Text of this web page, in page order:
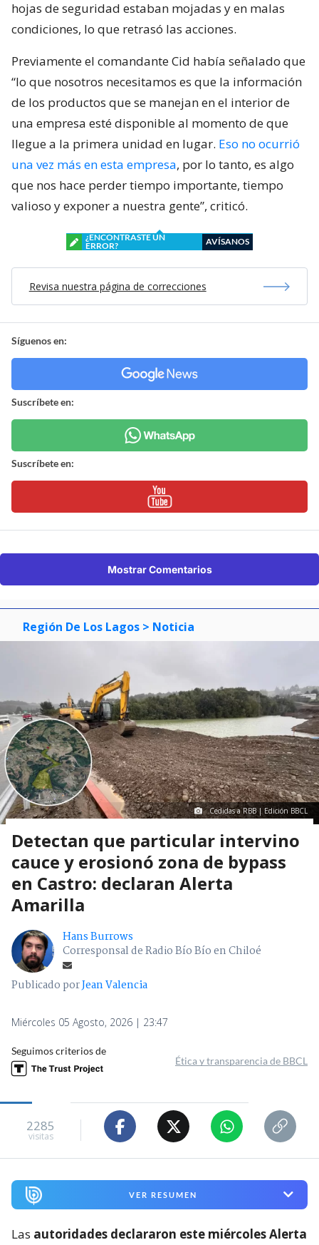
hojas de seguridad estaban mojadas y en malas
condiciones, lo que retrasó las acciones.
Previamente el comandante Cid había señalado que
“lo que nosotros necesitamos es que la información
de los productos que se manejan en el interior de
una empresa esté disponible al momento de que
llegue a la primera unidad en lugar. Eso no ocurrió
una vez más en esta empresa, por lo tanto, es algo
que nos hace perder tiempo importante, tiempo
valioso y exponer a nuestra gente”, criticó.
¿ENCONTRASTE UN
ERROR?
AVÍSANOS
Revisa nuestra página de correcciones
Síguenos en:
Suscríbete en:
Suscríbete en:
Mostrar Comentarios
Región De Los Lagos > Noticia
Cedidas a RBB | Edición BBCL
Detectan que particular intervino
cauce y erosionó zona de bypass
en Castro: declaran Alerta
Amarilla
Hans Burrows
Corresponsal de Radio Bío Bío en Chiloé
Publicado porJean Valencia
Miércoles 05 Agosto, 2026 | 23:47
Seguimos criterios de
Ética y transparencia de BBCL
2285
visitas
VER RESUMEN
Las autoridades declararon este miércoles Alerta